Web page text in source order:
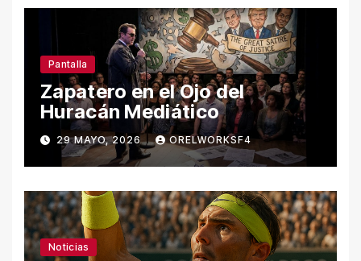
Pantalla
Zapatero en el Ojo del
Huracán Mediático
29 MAYO, 2026 ORELWORKSF4
Noticias